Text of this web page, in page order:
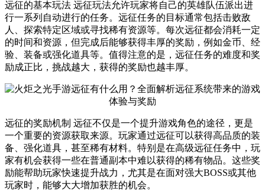
远征的基本玩法 远征玩法允许玩家将自己的英雄队伍派出进
行一系列自动进行的任务。远征任务的目标通常包括击败敌
人、探索特定区域或寻找稀有资源等。每次远征都会消耗一定
的时间和资源，但完成后能够获得丰厚的奖励，例如金币、经
验、装备或强化道具等。值得注意的是，远征任务的难度和奖
励成正比，挑战越大，获得的奖励也越丰厚。
远征的奖励机制 远征不仅是一个提升游戏角色的途径，更是
一个重要的资源获取来源。玩家通过远征可以获得高品质的装
备、强化道具，甚至稀有材料。特别是在高级远征任务中，玩
家有机会获得一些在普通副本中难以获得的稀有物品。这些奖
励能帮助玩家快速提升战力，尤其是在面对强大BOSS或其他
玩家时，能够大大增加获胜的机会。